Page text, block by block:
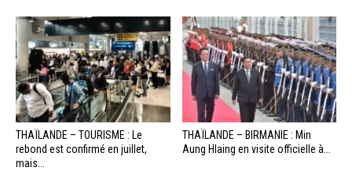
THAÏLANDE – TOURISME : Le
rebond est confirmé en juillet,
mais...
THAÏLANDE – BIRMANIE : Min
Aung Hlaing en visite officielle à...